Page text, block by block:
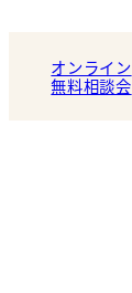
オンライン
無料相談会